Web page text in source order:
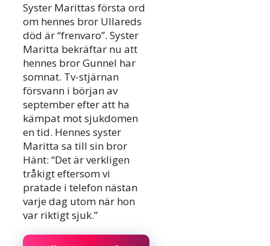
Syster Marittas första ord
om hennes bror Ullareds
död är “frenvaro”. Syster
Maritta bekräftar nu att
hennes bror Gunnel har
somnat. Tv-stjärnan
försvann i början av
september efter att ha
kämpat mot sjukdomen
en tid. Hennes syster
Maritta sa till sin bror
Hänt: “Det är verkligen
tråkigt eftersom vi
pratade i telefon nästan
varje dag utom när hon
var riktigt sjuk.”